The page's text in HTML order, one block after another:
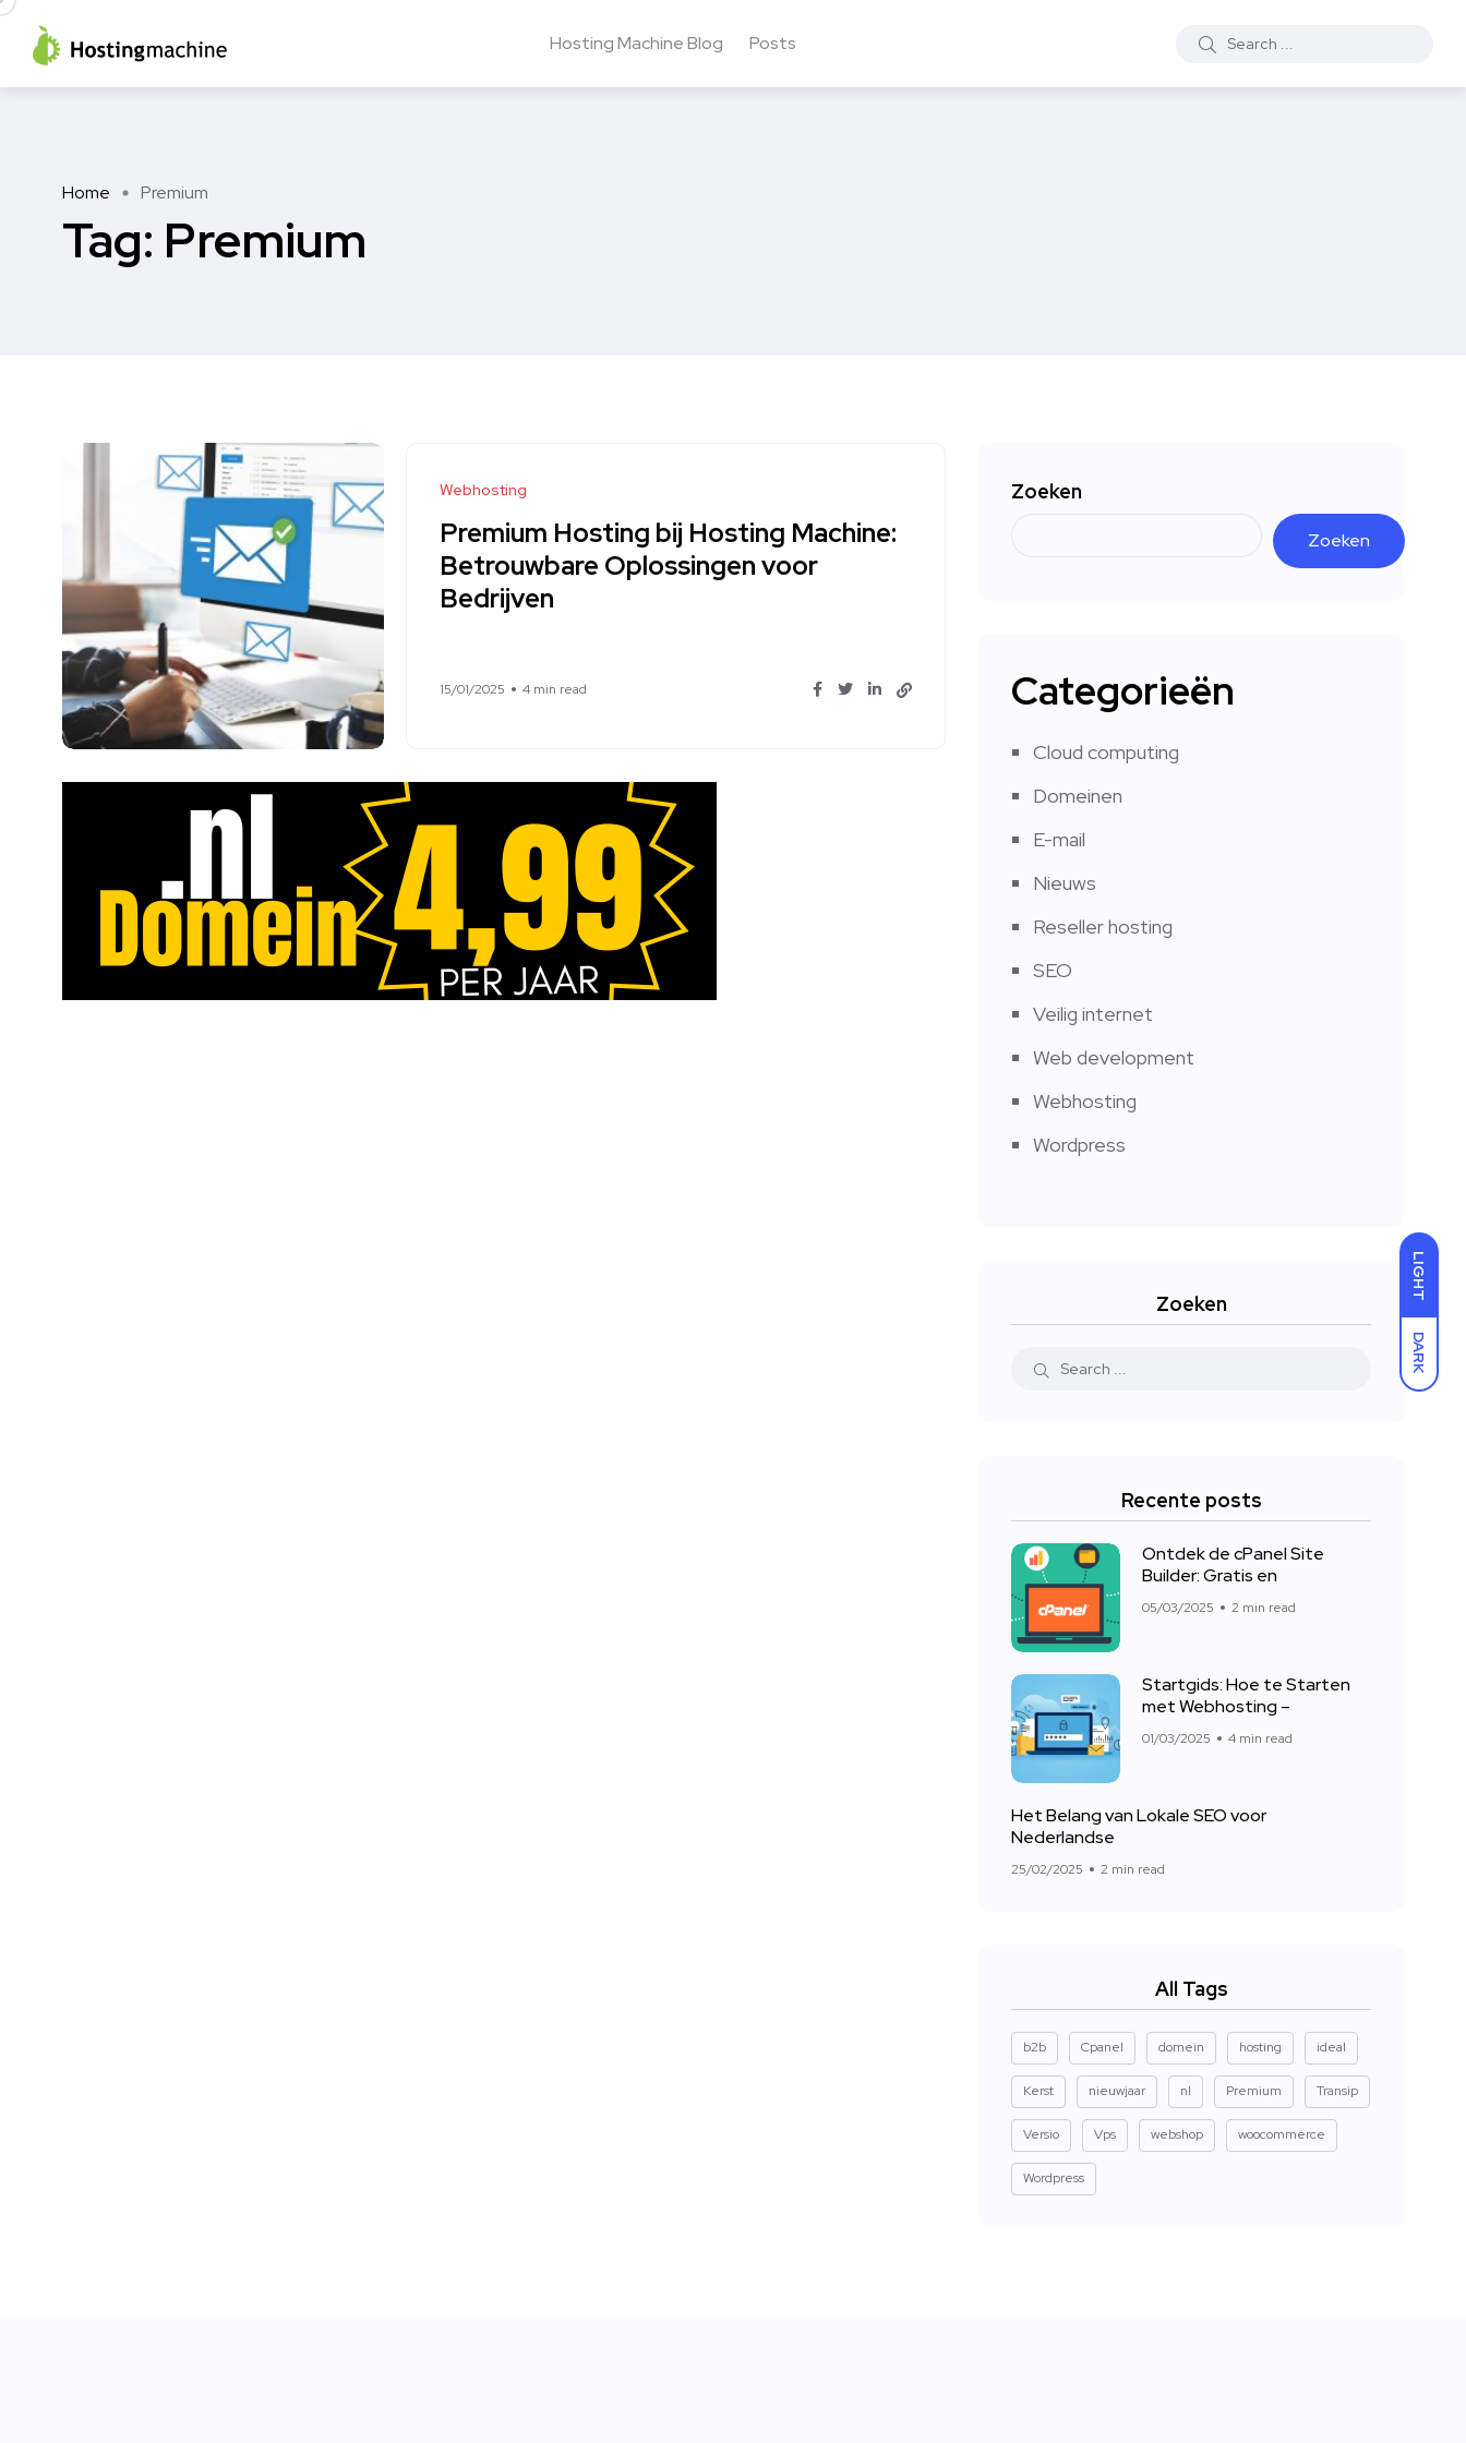
LIGHT
DARK
Hosting Machine Blog Posts
Home Premium
Tag: Premium
Webhosting
Premium Hosting bij Hosting Machine:
Betrouwbare Oplossingen voor
Bedrijven
15/01/2025 4 min read
Zoeken
Zoeken
Categorieën
Cloud computing
Domeinen
E-mail
Nieuws
Reseller hosting
SEO
Veilig internet
Web development
Webhosting
Wordpress
Zoeken
Recente posts
Ontdek de cPanel Site
Builder: Gratis en
05/03/2025 2 min read
Startgids: Hoe te Starten
met Webhosting –
01/03/2025 4 min read
Het Belang van Lokale SEO voor
Nederlandse
25/02/2025 2 min read
All Tags
b2b Cpanel domein hosting ideal
Kerst nieuwjaar nl Premium Transip
Versio Vps webshop woocommerce
Wordpress